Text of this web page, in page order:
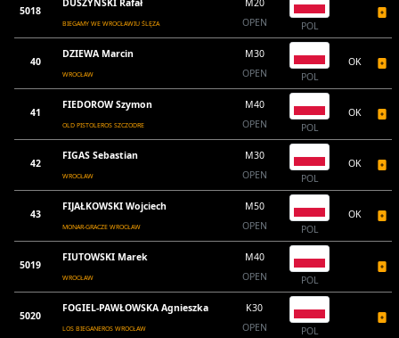
5018
DUSZYŃSKI Rafał
BIEGAMY WE WROCŁAWIU ŚLĘZA
M20
OPEN
POL
40
DZIEWA Marcin
WROCŁAW
M30
OPEN
POL
OK
41
FIEDOROW Szymon
OLD PISTOLEROS SZCZODRE
M40
OPEN
POL
OK
42
FIGAS Sebastian
WROCŁAW
M30
OPEN
POL
OK
43
FIJAŁKOWSKI Wojciech
MONAR-GRACZE WROCŁAW
M50
OPEN
POL
OK
5019
FIUTOWSKI Marek
WROCŁAW
M40
OPEN
POL
5020
FOGIEL-PAWŁOWSKA Agnieszka
LOS BIEGANEROS WROCŁAW
K30
OPEN
POL